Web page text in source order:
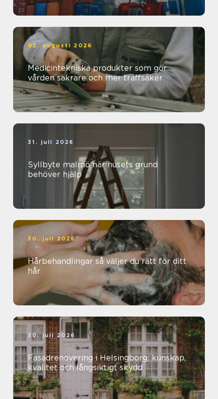
02. augusti 2026
Medicintekniska produkter som gör
vården säkrare och mer träffsäker
31. juli 2026
Syllbyte malmö när husets grund
behöver hjälp
30. juli 2026
Hårbehandlingar så väljer du rätt för ditt
hår
30. juli 2026
Fasadrenovering i Helsingborg: kunskap,
kvalitet och långsiktigt skydd